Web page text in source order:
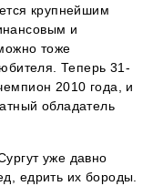
крупнейшим
и
тоже
Теперь 31-
2010 года, и
обладатель
уже давно
едрить их бороды.